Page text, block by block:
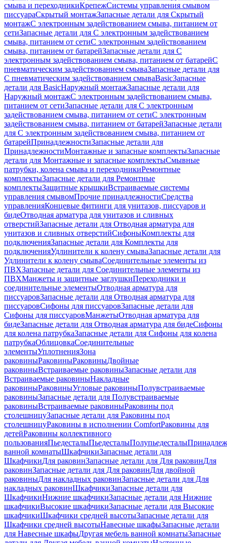
смыва и переходникиКрепежСистемы управления смывом
писсуараСкрытый монтажЗапасные детали для Скрытый
монтажС электронным задействованием смыва, питанием от
сетиЗапасные детали для С электронным задействованием
смыва, питанием от сетиС электронным задействованием
смыва, питанием от батарейЗапасные детали для С
электронным задействованием смыва, питанием от батарейС
пневматическим задействованием смываЗапасные детали для
С пневматическим задействованием смываBasicЗапасные
детали для BasicНаружный монтажЗапасные детали для
Наружный монтажС электронным задействованием смыва,
питанием от сетиЗапасные детали для С электронным
задействованием смыва, питанием от сетиС электронным
задействованием смыва, питанием от батарейЗапасные детали
для С электронным задействованием смыва, питанием от
батарейПринадлежностиЗапасные детали для
ПринадлежностиМонтажные и запасные комплектыЗапасные
детали для Монтажные и запасные комплектыСмывные
патрубки, колена смыва и переходникиРемонтные
комплектыЗапасные детали для Ремонтные
комплектыЗащитные крышкиВстраиваемые системы
управления смывомПрочие принадлежностиСредства
управленияКонцевые фитинги для унитазов, писсуаров и
бидеОтводная арматура для унитазов и сливных
отверстийЗапасные детали для Отводная арматура для
унитазов и сливных отверстийСифоныКомплекты для
подключенияЗапасные детали для Комплекты для
подключенияУдлинители к колену смываЗапасные детали для
Удлинители к колену смываСоединительные элементы из
ПВХЗапасные детали для Соединительные элементы из
ПВХМанжеты и защитные заглушкиПереходники и
соединительные элементыОтводная арматура для
писсуаровЗапасные детали для Отводная арматура для
писсуаровCифоны для писсуаровЗапасные детали для
Cифоны для писсуаровМанжетыОтводная арматура для
бидеЗапасные детали для Отводная арматура для бидеСифоны
для колена патрубкаЗапасные детали для Сифоны для колена
патрубкаОблицовкаСоединительные
элементыУплотненияЗона
раковиныРаковиныРаковиныДвойные
раковиныВстраиваемые раковиныЗапасные детали для
Встраиваемые раковиныНакладные
раковиныРаковиныУгловые раковиныПолувстраиваемые
раковиныЗапасные детали для Полувстраиваемые
раковиныВстраиваемые раковиныРаковины под
столешницуЗапасные детали для Раковины под
столешницуРаковины в исполнении ComfortPаковины для
детейРаковины коллективного
пользованияПьедесталыПьедесталыПолупьедесталы
ванной комнатыШкафчикиЗапасные детали для
ШкафчикиДля раковинЗапасные детали для Для раковинДля
раковинЗапасные детали для Для раковинДля двойной
раковиныДля накладных pаковинЗапасные детали для Для
накладных pаковинШкафчикиЗапасные детали для
ШкафчикиНижние шкафчикиЗапасные детали для Нижние
шкафчикиВысокие шкафчикиЗапасные детали для Высокие
шкафчикиШкафчики средней высотыЗапасные детали для
Шкафчики средней высотыНавесные шкафыЗапасные детали
для Навесные шкафыДругая мебель ванной комнатыЗапасные